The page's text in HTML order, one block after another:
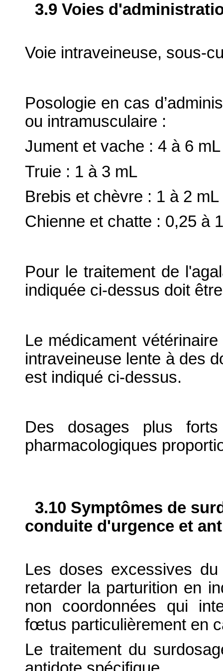
3.9 Voies
Voie intraveineuse, sous-
Posologie en cas
ou intramusculaire :
Jument et vache : 4 à 6 mL
Truie : 1 à 3 mL
Brebis et chèvre : 1 à 2 mL
Chienne et chatte : 0,25 à
Pour le traitement de
indiquée ci-dessus doit
Le médicament
intraveineuse lente à des
est indiqué ci-dessus.
Des dosages plus
pharmacologiques
3.10 Symptômes de
conduite d'urgence et
Les doses excessives
retarder la parturition en
non coordonnées qui
fœtus particulièrement en
Le traitement du